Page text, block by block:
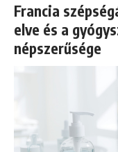
Francia
elve és a
népszerűsége